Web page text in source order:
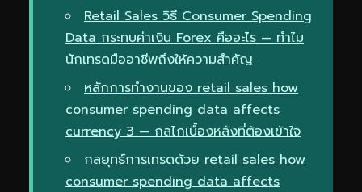
Retail Sales วิธี Consumer Spending
Data กระทบค่าเงิน Forex คืออะไร — ทำไม
นักเทรดมืออาชีพถึงให้ความสำคัญ
หลักการทำงานของ retail sales how
consumer spending data affects
currency 3 — กลไกเบื้องหลังที่ต้องเข้าใจ
กลยุทธ์การเทรดด้วย retail sales how
consumer spending data affects